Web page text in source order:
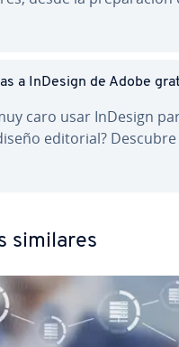
a InDesign de Adobe
caro usar InDesign
editorial?
similares